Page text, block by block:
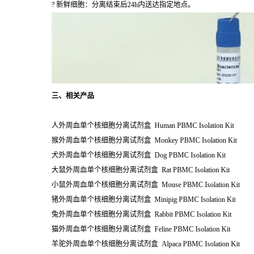
? 新鲜细胞：分离结束后24h内送达指定地点。
三、相关产品
人外周血单个核细胞分离试剂盒 Human PBMC Isolation Kit
猴外周血单个核细胞分离试剂盒 Monkey PBMC Isolation Kit
犬外周血单个核细胞分离试剂盒 Dog PBMC Isolation Kit
大鼠外周血单个核细胞分离试剂盒 Rat PBMC Isolation Kit
小鼠外周血单个核细胞分离试剂盒 Mouse PBMC Isolation Kit
猪外周血单个核细胞分离试剂盒 Minipig PBMC Isolation Kit
兔外周血单个核细胞分离试剂盒 Rabbit PBMC Isolation Kit
猫外周血单个核细胞分离试剂盒 Feline PBMC Isolation Kit
羊驼外周血单个核细胞分离试剂盒 Alpaca PBMC Isolation Kit